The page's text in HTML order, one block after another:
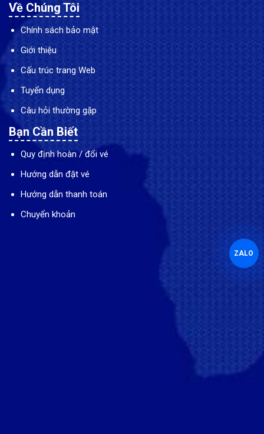
Về Chúng Tôi
Chính sách bảo mật
Giới thiệu
Cấu trúc trang Web
Tuyển dụng
Câu hỏi thường gặp
Bạn Cần Biết
Quy định hoàn / đổi vé
Hướng dẫn đặt vé
Hướng dẫn thanh toán
Chuyển khoản
ZALO